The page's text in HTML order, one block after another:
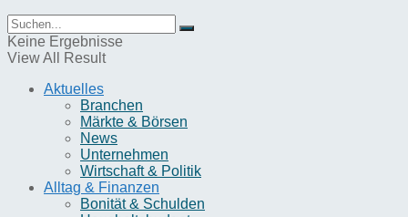
Keine Ergebnisse
View All Result
Aktuelles
Branchen
Märkte & Börsen
News
Unternehmen
Wirtschaft & Politik
Alltag & Finanzen
Bonität & Schulden